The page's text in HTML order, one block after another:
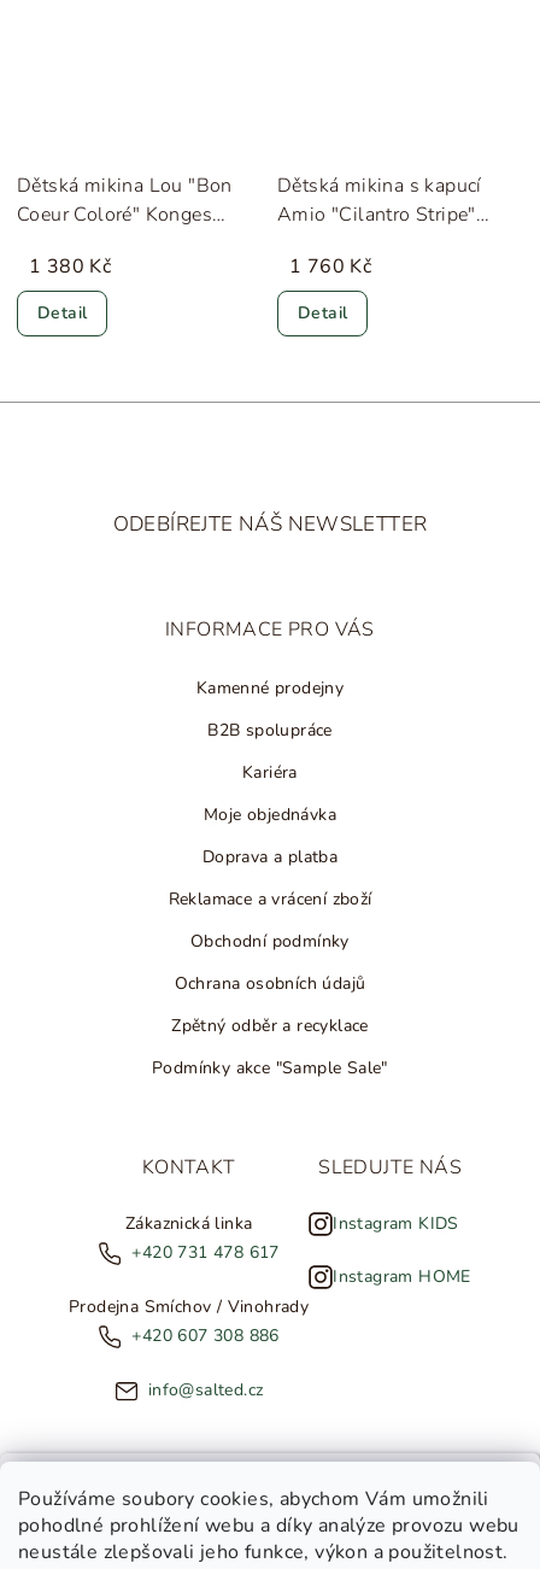
Používáme soubory cookies, abychom Vám umožnili
pohodlné prohlížení webu a díky analýze provozu webu
neustále zlepšovali jeho funkce, výkon a použitelnost.
Dětská mikina Lou "Bon
Coeur Coloré" Konges
1 380 Kč
Detail
Dětská mikina s kapucí
Amio "Cilantro Stripe"
1 760 Kč
Detail
ODEBÍREJTE NÁŠ NEWSLETTER
INFORMACE PRO VÁS
Kamenné prodejny
B2B spolupráce
Kariéra
Moje objednávka
Doprava a platba
Reklamace a vrácení zboží
Obchodní podmínky
Ochrana osobních údajů
Zpětný odběr a recyklace
Podmínky akce "Sample Sale"
KONTAKT
Zákaznická linka
+420 731 478 617
Prodejna Smíchov / Vinohrady
+420 607 308 886
info@salted.cz
SLEDUJTE NÁS
Instagram KIDS
Instagram HOME
Copyright 2026SALTED. Všechna práva vyhrazena.Upravit
NOVINKY ZE SALTED